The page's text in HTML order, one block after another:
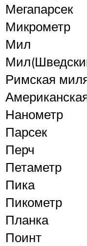
Мегапарсек
Микрометр
Мил
Римская
Нанометр
Парсек
Перч
Петаметр
Пика
Пикометр
Планка
Поинт